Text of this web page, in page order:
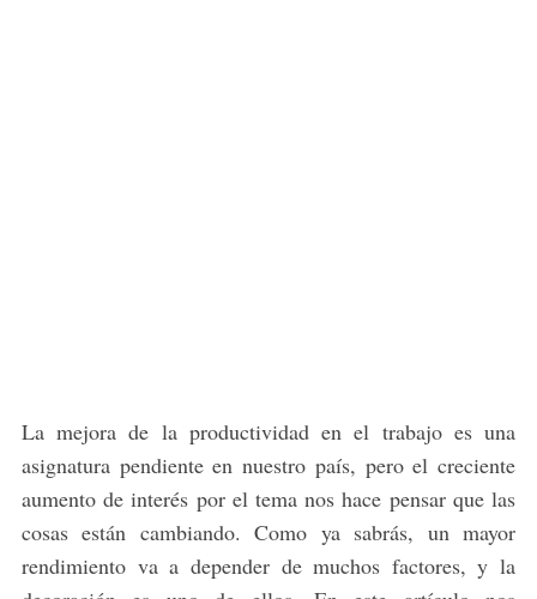
La mejora de la productividad en el trabajo es una
asignatura pendiente en nuestro país, pero el creciente
aumento de interés por el tema nos hace pensar que las
cosas están cambiando. Como ya sabrás, un mayor
rendimiento va a depender de muchos factores, y la